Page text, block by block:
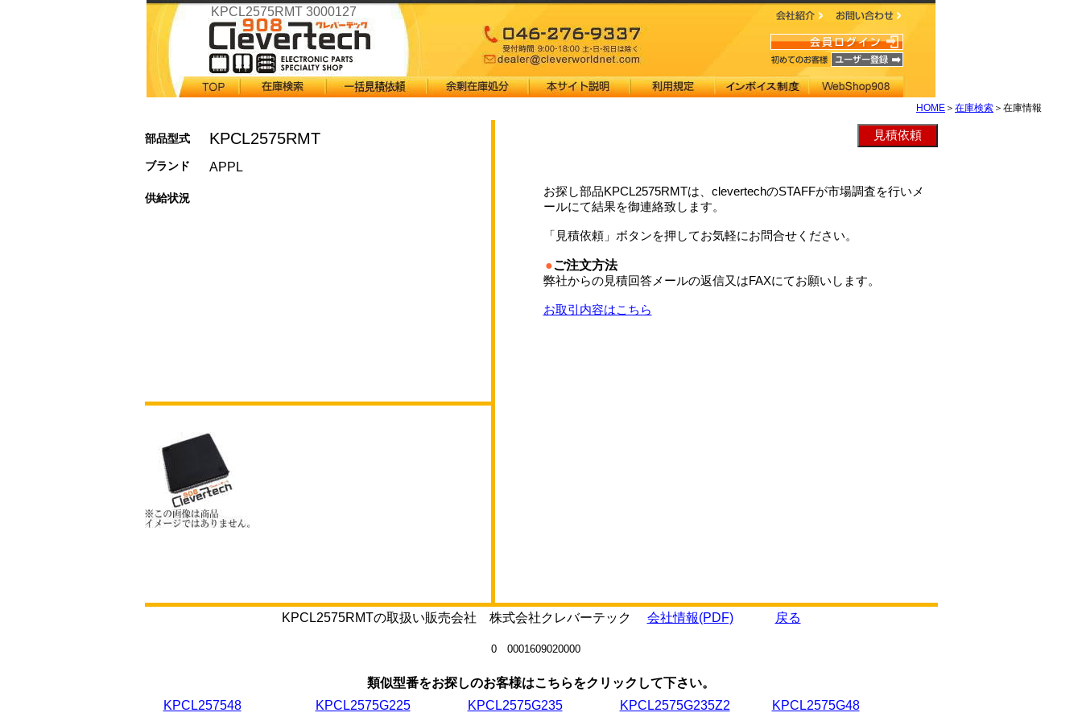
KPCL2575RMT 3000127
HOME ＞ 在庫検索 ＞在庫情報
部品型式 KPCL2575RMT
ブランド APPL
供給状況
お探し部品KPCL2575RMTは、clevertechのSTAFFが市場調査を行いメ
ールにて結果を御連絡致します。
「見積依頼」ボタンを押してお気軽にお問合せください。
●ご注文方法
弊社からの見積回答メールの返信又はFAXにてお願いします。
お取引内容はこちら
KPCL2575RMTの取扱い販売会社 株式会社クレバーテック 会社情報(PDF) 戻る
0 0001609020000
類似型番をお探しのお客様はこちらをクリックして下さい。
KPCL257548
KPCL2575G225 KPCL2575G235 KPCL2575G235Z2 KPCL2575G48